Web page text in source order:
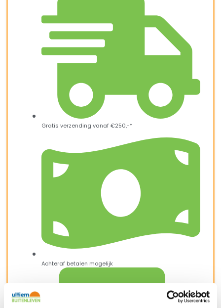
Gratis verzending vanaf €250,-*
Achteraf betalen mogelijk